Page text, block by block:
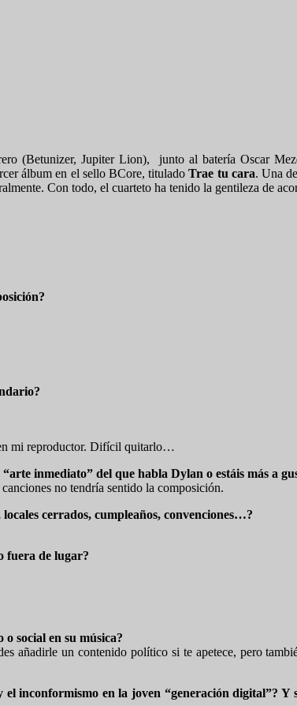
(Betunizer, Jupiter Lion), junto al batería Oscar
álbum en el sello BCore, tituladoTrae tu cara. Una
Con todo, el cuarteto ha tenido la gentileza de
mi reproductor. Difícil quitarlo…
inmediato” del que habla Dylan o estáis más a
no tendría sentido la composición.
cerrados, cumpleaños, convenciones…?
fuera de lugar?
social en su música?
añadirle un contenido político si te apetece, pero
inconformismo en la joven “generación digital”? Y